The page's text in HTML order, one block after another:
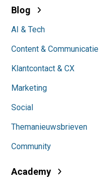
Blog
AI & Tech
Content & Communicatie
Klantcontact & CX
Marketing
Social
Themanieuwsbrieven
Community
Academy